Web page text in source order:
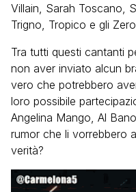
Villain, Sarah Toscano,
Trigno, Tropico e gli
Tra tutti questi cantanti
non aver inviato alcun
vero che potrebbero
loro possibile
Angelina Mango, Al
rumor che li vorrebbero
verità?